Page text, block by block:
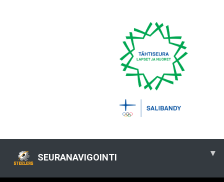
SEURANAVIGOINTI ▾